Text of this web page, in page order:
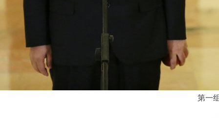
第一